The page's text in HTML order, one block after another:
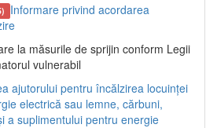
Informare privind acordarea
la măsurile de sprijin conform Legii
vulnerabil
ajutorului pentru încălzirea locuinței
electrică sau lemne, cărbuni,
a suplimentului pentru energie